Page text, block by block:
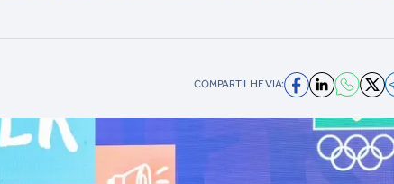
COMPARTILHE VIA: